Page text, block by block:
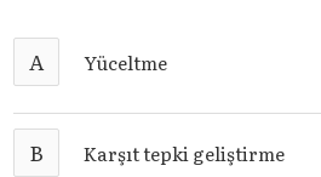
A Yüceltme
B Karşıt tepki geliştirme